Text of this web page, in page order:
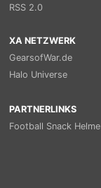
RSS 2.0
XA NETZWERK
GearsofWar.de
Halo Universe
PARTNERLINKS
Football Snack Helme